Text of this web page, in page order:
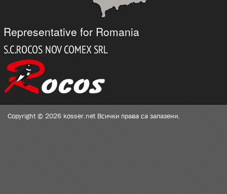
Representative for Romania
Copyright © 2026 kosser.net Всички права са запазени.